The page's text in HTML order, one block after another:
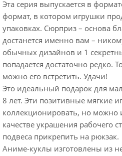
Эта серия выпускается в
формат, в котором игрушки
упаковках. Сюрприз – основа
достанется именно вам –
обычных дизайнов и 1
попадается достаточно редко.
можно его встретить. Удачи!
Это идеальный подарок для
8 лет. Эти позитивные мягкие
коллекционировать, но можно
качестве украшения рабочего
подвеса прикрепить на рюкзак.
Аниме-куклы изготовлены из